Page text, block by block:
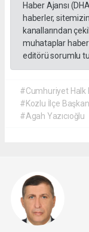
Haber Ajansı
haberler,
kanallarından
muhataplar
editörü sorumlu
#Cumhuriyet Halk
#Kozlu İlçe
#Agah Yazıcıoğlu